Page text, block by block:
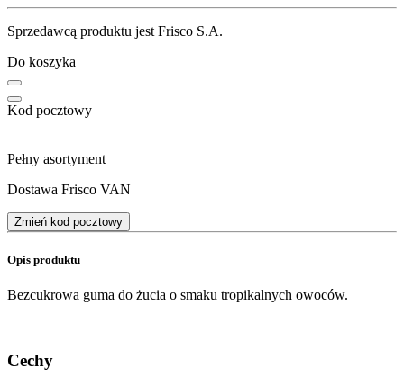
Sprzedawcą produktu jest Frisco S.A.
Do koszyka
Kod pocztowy
Pełny asortyment
Dostawa Frisco VAN
Zmień kod pocztowy
Opis produktu
Bezcukrowa guma do żucia o smaku tropikalnych owoców.
Cechy